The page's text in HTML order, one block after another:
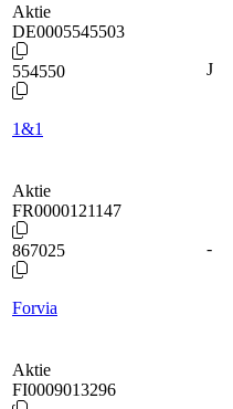
Aktie
DE0005545503
554550
1&1
J
Aktie
FR0000121147
867025
Forvia
-
Aktie
FI0009013296